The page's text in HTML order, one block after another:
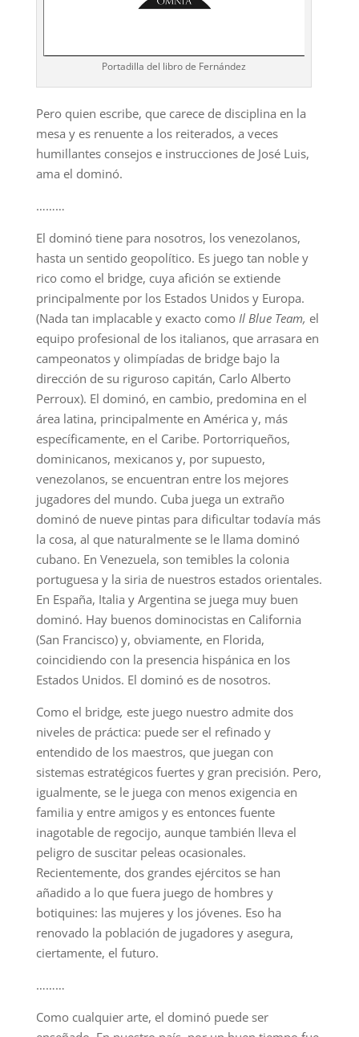
Portadilla del libro de Fernández
Pero quien escribe, que carece de disciplina en la
mesa y es renuente a los reiterados, a veces
humillantes consejos e instrucciones de José Luis,
ama el dominó.
………
El dominó tiene para nosotros, los venezolanos,
hasta un sentido geopolítico. Es juego tan noble y
rico como el bridge, cuya afición se extiende
principalmente por los Estados Unidos y Europa.
(Nada tan implacable y exacto como Il Blue Team, el
equipo profesional de los italianos, que arrasara en
campeonatos y olimpíadas de bridge bajo la
dirección de su riguroso capitán, Carlo Alberto
Perroux). El dominó, en cambio, predomina en el
área latina, principalmente en América y, más
específicamente, en el Caribe. Portorriqueños,
dominicanos, mexicanos y, por supuesto,
venezolanos, se encuentran entre los mejores
jugadores del mundo. Cuba juega un extraño
dominó de nueve pintas para dificultar todavía más
la cosa, al que naturalmente se le llama dominó
cubano. En Venezuela, son temibles la colonia
portuguesa y la siria de nuestros estados orientales.
En España, Italia y Argentina se juega muy buen
dominó. Hay buenos dominocistas en California
(San Francisco) y, obviamente, en Florida,
coincidiendo con la presencia hispánica en los
Estados Unidos. El dominó es de nosotros.
Como el bridge, este juego nuestro admite dos
niveles de práctica: puede ser el refinado y
entendido de los maestros, que juegan con
sistemas estratégicos fuertes y gran precisión. Pero,
igualmente, se le juega con menos exigencia en
familia y entre amigos y es entonces fuente
inagotable de regocijo, aunque también lleva el
peligro de suscitar peleas ocasionales.
Recientemente, dos grandes ejércitos se han
añadido a lo que fuera juego de hombres y
botiquines: las mujeres y los jóvenes. Eso ha
renovado la población de jugadores y asegura,
ciertamente, el futuro.
………
Como cualquier arte, el dominó puede ser